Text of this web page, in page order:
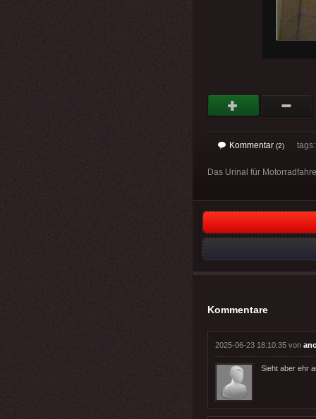
Kommentar (2) tags:
Das Urinal für
Kommentare
2025-06-23 18:10:35 von
Sieht aber ehr